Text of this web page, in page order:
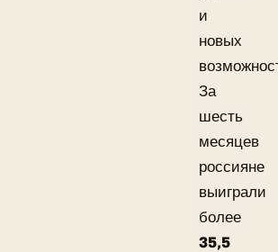
и
новых
За
шесть
месяцев
россияне
выиграли
более
35,5